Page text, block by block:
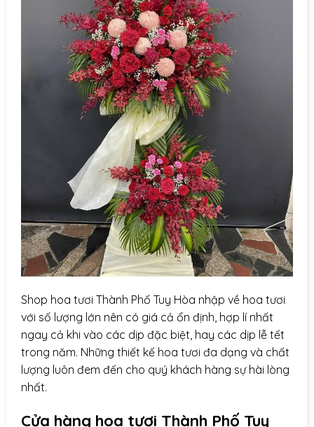
Shop hoa tươi Thành Phố Tuy Hòa nhập về hoa tươi
với số lượng lớn nên có giá cả ổn định, hợp lí nhất
ngay cả khi vào các dịp đặc biệt, hay các dịp lễ tết
trong năm. Những thiết kế hoa tươi đa dạng và chất
lượng luôn đem đến cho quý khách hàng sự hài lòng
nhất.
Cửa hàng hoa tươi Thành Phố Tuy